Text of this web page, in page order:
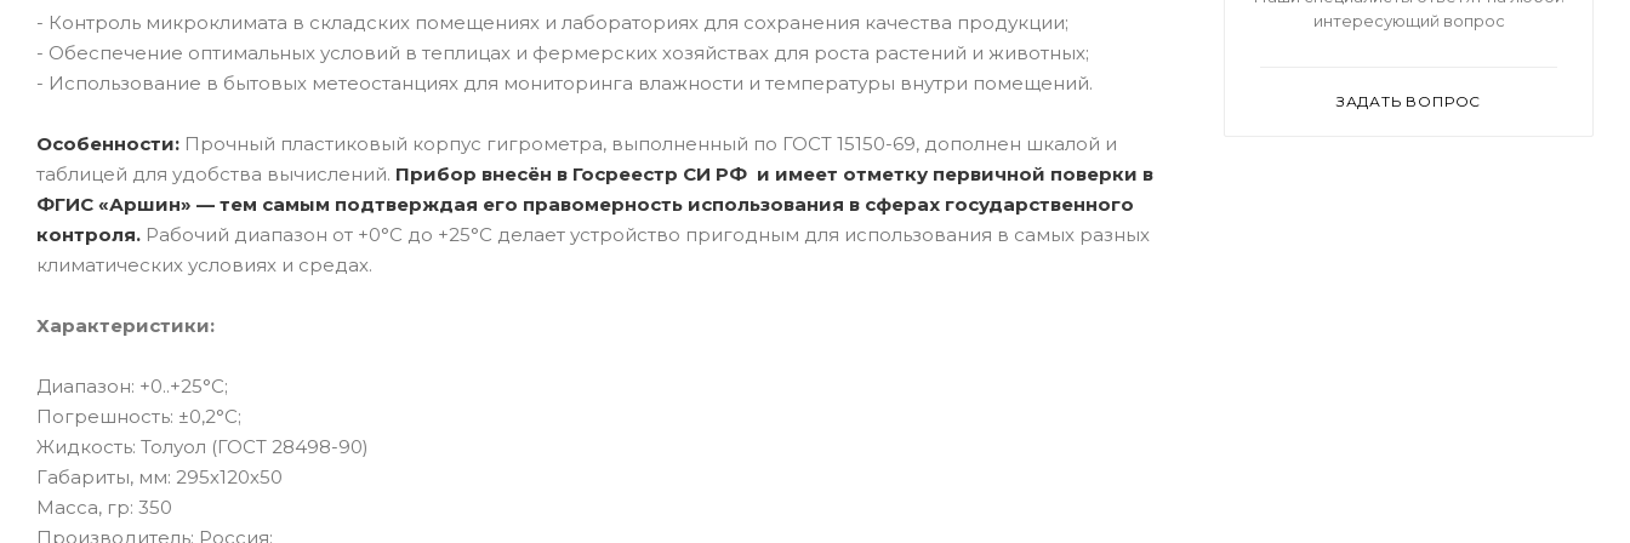
- Контроль микроклимата в складских помещениях и лабораториях для сохранения качества продукции;
- Обеспечение оптимальных условий в теплицах и фермерских хозяйствах для роста растений и животных;
- Использование в бытовых метеостанциях для мониторинга влажности и температуры внутри помещений.
Особенности: Прочный пластиковый корпус гигрометра, выполненный по ГОСТ 15150-69, дополнен шкалой и
таблицей для удобства вычислений. Прибор внесён в Госреестр СИ РФ и имеет отметку первичной поверки в
ФГИС «Аршин» — тем самым подтверждая его правомерность использования в сферах государственного
контроля. Рабочий диапазон от +0°C до +25°C делает устройство пригодным для использования в самых разных
климатических условиях и средах.
Характеристики:
Диапазон: +0..+25°C;
Погрешность: ±0,2°C;
Жидкость: Толуол (ГОСТ 28498-90)
Габариты, мм: 295х120х50
Масса, гр: 350
Производитель: Россия;
интересующий вопрос
ЗАДАТЬ ВОПРОС